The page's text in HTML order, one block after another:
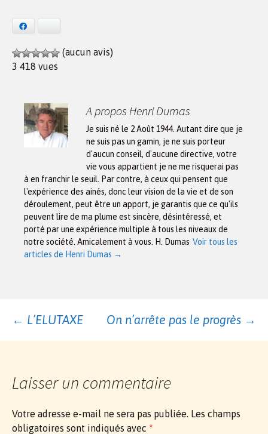
(aucun avis)
3 418 vues
A propos Henri Dumas
Je suis né le 2 Août 1944. Autant dire que je
ne suis pas un gamin, je ne suis porteur
d'aucun conseil, d'aucune directive, votre
vie vous appartient je ne me risquerai pas
à en franchir le seuil. Par contre, à ceux qui pensent que
l'expérience des ainés, donc leur vision de la vie et de son
déroulement, peut être un apport, je garantis que ce qu'ils
peuvent lire de ma plume est sincère, désintéressé, et
porté par une expérience multiple à tous les niveaux de
notre société. Amicalement à vous. H. Dumas Voir tous les
articles de Henri Dumas →
Navigation
articles
← L’ELUTAXE On n’arrête pas le progrès →
Laisser un commentaire
Votre adresse e-mail ne sera pas publiée. Les champs
obligatoires sont indiqués avec *